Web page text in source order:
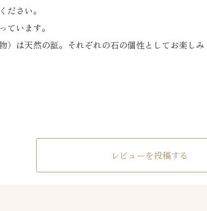
ださい。
ています。
）は天然の証。それぞれの石の個性としてお楽しみ
レビューを投稿する